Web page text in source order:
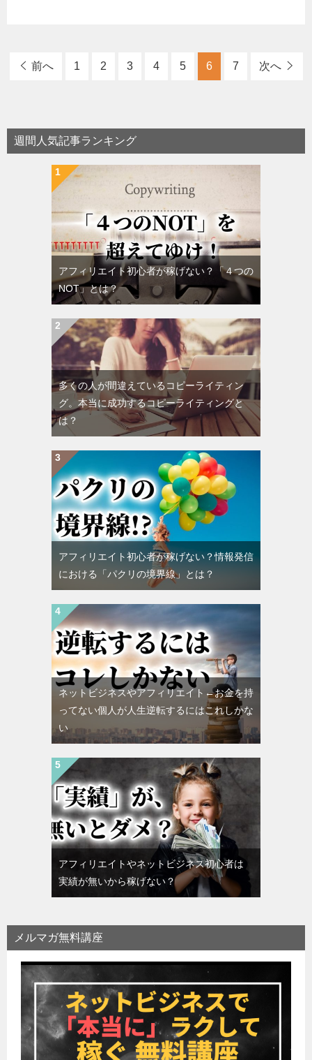
前へ 1 2 3 4 5 6 7 次へ
週間人気記事ランキング
アフィリエイト初心者が稼げない？「４つの
NOT」とは？
多くの人が間違えているコピーライティン
グ。本当に成功するコピーライティングと
は？
アフィリエイト初心者が稼げない？情報発信
における「パクリの境界線」とは？
ネットビジネスやアフィリエイト←お金を持
ってない個人が人生逆転するにはこれしかな
い
アフィリエイトやネットビジネス初心者は
実績が無いから稼げない？
メルマガ無料講座